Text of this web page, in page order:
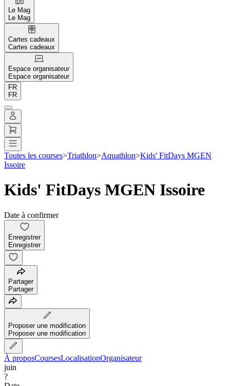
Le Mag
Le Mag
Cartes cadeaux
Cartes cadeaux
Espace organisateur
Espace organisateur
FR
FR
Toutes les courses>Triathlon>Aquathlon>Kids' FitDays MGEN
Issoire
Kids' FitDays MGEN Issoire
Date à confirmer
Enregistrer
Enregistrer
Partager
Partager
Proposer une modification
Proposer une modification
À proposCoursesLocalisationOrganisateur
juin
?